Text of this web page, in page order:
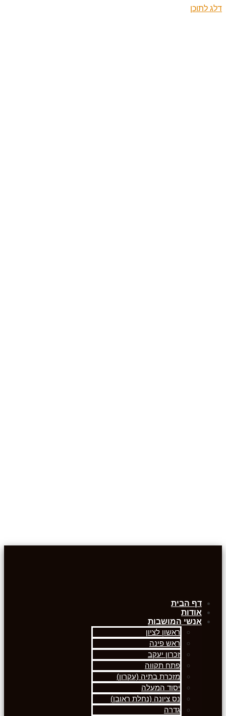
דלג לתוכן
דף הבית
אודות
אנשי המושבות
ראשון לציון
ראש פינה
זכרון יעקב
פתח תקווה
מזכרת בתיה (עקרון)
יסוד המעלה
נס ציונה (נחלת ראובן)
גדרה